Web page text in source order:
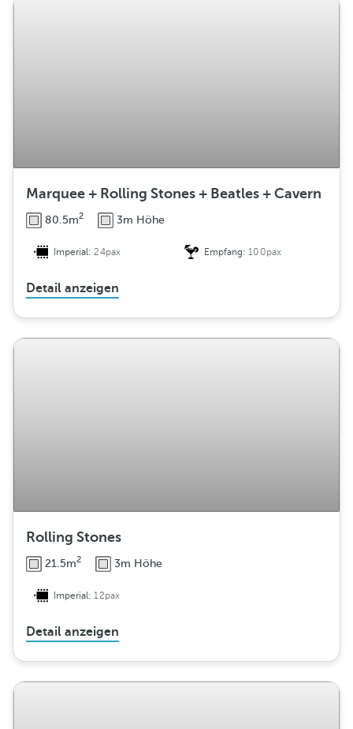
Marquee + Rolling Stones + Beatles + Cavern
80.5m2 3m Höhe
Imperial:24pax Empfang:100pax
Detail anzeigen
Rolling Stones
21.5m2 3m Höhe
Imperial:12pax
Detail anzeigen